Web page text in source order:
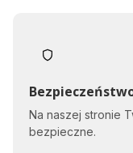
Na naszej stronie
bezpieczne.